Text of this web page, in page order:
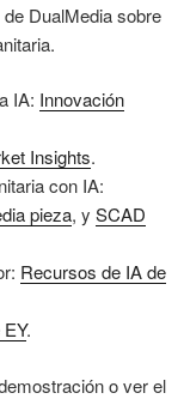
DualMedia sobre
IA: Innovación
Insights.
con IA:
pieza, y SCAD
Recursos de IA de
.
o ver el